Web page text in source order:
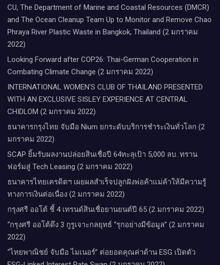
CU, The Department of Marine and Coastal Resources (DMCR)
and The Ocean Cleanup Team Up to Monitor and Remove Chao
Phraya River Plastic Waste in Bangkok, Thailand (2 มกราคม
2022)
Looking Forward after COP26: Thai-German Cooperation in
Combating Climate Change (2 มกราคม 2022)
INTERNATIONAL WOMEN’S CLUB OF THAILAND PRESENTED
WITH AN EXCLUSIVE SISLEY EXPERIENCE AT CENTRAL
CHIDLOM (2 มกราคม 2022)
ธนาคารกรุงไทย จับมือ Nium ยกระดับบริการชำระเงินทั่วโลก (2
มกราคม 2022)
SCAP ยิ้มรับผลงานปล่อยสินเชื่อปี 64ทะลุเป้า 5,000 ลบ. ทราน
ฟอร์มสู่ Tech Leasing (2 มกราคม 2022)
ธนาคารไทยเครดิตฯ เผยผลสำเร็จปลูกฝังพ่อค้าแม่ค้าให้มีความรู้
ทางการเงินต่อเนื่อง (2 มกราคม 2022)
กรุงศรี ออโต้ ชี้ 4 เทรนด์สินเชื่อยานยนต์ปี 65 (2 มกราคม 2022)
“กรุงศรี ออโต้ดึง 3 กูรูเจาะกลยุทธ์ “รุกอย่างมีข้อมูล” (2 มกราคม
2022)
“ไทยพาณิชย์ จับมือ ไมเนอร์” ต่อยอดคุณค่าด้าน ESG เปิดตัว